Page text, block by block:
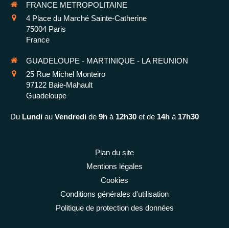
FRANCE METROPOLITAINE
4 Place du Marché Sainte-Catherine
75004 Paris
France
GUADELOUPE - MARTINIQUE - LA REUNION
25 Rue Michel Monteiro
97122 Baie-Mahault
Guadeloupe
Du Lundi au Vendredi de 9h à 12h30 et de 14h à 17h30
Plan du site
Mentions légales
Cookies
Conditions générales d'utilisation
Politique de protection des données